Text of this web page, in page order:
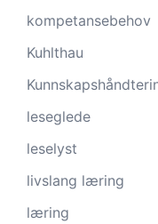
kompetansebehov
Kuhlthau
leseglede
leselyst
livslang læring
læring